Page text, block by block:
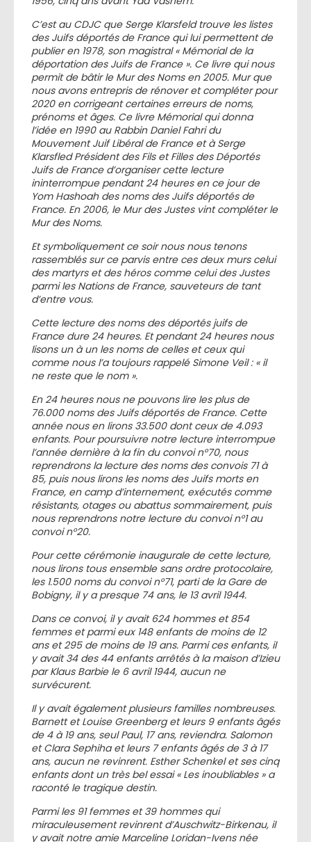
C’est au CDJC que Serge Klarsfeld trouve les listes
des Juifs déportés de France qui lui permettent de
publier en 1978, son magistral « Mémorial de la
déportation des Juifs de France ». Ce livre qui nous
permit de bâtir le Mur des Noms en 2005. Mur que
nous avons entrepris de rénover et compléter pour
2020 en corrigeant certaines erreurs de noms,
prénoms et âges. Ce livre Mémorial qui donna
l’idée en 1990 au Rabbin Daniel Fahri du
Mouvement Juif Libéral de France et à Serge
Klarsfled Président des Fils et Filles des Déportés
Juifs de France d’organiser cette lecture
ininterrompue pendant 24 heures en ce jour de
Yom Hashoah des noms des Juifs déportés de
France. En 2006, le Mur des Justes vint compléter le
Mur des Noms.
Et symboliquement ce soir nous nous tenons
rassemblés sur ce parvis entre ces deux murs celui
des martyrs et des héros comme celui des Justes
parmi les Nations de France, sauveteurs de tant
d’entre vous.
Cette lecture des noms des déportés juifs de
France dure 24 heures. Et pendant 24 heures nous
lisons un à un les noms de celles et ceux qui
comme nous l’a toujours rappelé Simone Veil : « il
ne reste que le nom ».
En 24 heures nous ne pouvons lire les plus de
76.000 noms des Juifs déportés de France. Cette
année nous en lirons 33.500 dont ceux de 4.093
enfants. Pour poursuivre notre lecture interrompue
l’année dernière à la fin du convoi n°70, nous
reprendrons la lecture des noms des convois 71 à
85, puis nous lirons les noms des Juifs morts en
France, en camp d’internement, exécutés comme
résistants, otages ou abattus sommairement, puis
nous reprendrons notre lecture du convoi n°1 au
convoi n°20.
Pour cette cérémonie inaugurale de cette lecture,
nous lirons tous ensemble sans ordre protocolaire,
les 1.500 noms du convoi n°71, parti de la Gare de
Bobigny, il y a presque 74 ans, le 13 avril 1944.
Dans ce convoi, il y avait 624 hommes et 854
femmes et parmi eux 148 enfants de moins de 12
ans et 295 de moins de 19 ans. Parmi ces enfants, il
y avait 34 des 44 enfants arrêtés à la maison d’Izieu
par Klaus Barbie le 6 avril 1944, aucun ne
survécurent.
Il y avait également plusieurs familles nombreuses.
Barnett et Louise Greenberg et leurs 9 enfants âgés
de 4 à 19 ans, seul Paul, 17 ans, reviendra. Salomon
et Clara Sephiha et leurs 7 enfants âgés de 3 à 17
ans, aucun ne revinrent. Esther Schenkel et ses cinq
enfants dont un très bel essai « Les inoubliables » a
raconté le tragique destin.
Parmi les 91 femmes et 39 hommes qui
miraculeusement revinrent d’Auschwitz-Birkenau, il
y avait notre amie Marceline Loridan-Ivens née